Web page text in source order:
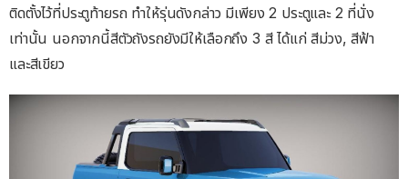
ติดตั้งไว้ที่ประตูท้ายรถ ทำให้รุ่นดังกล่าว มีเพียง 2 ประตูและ 2 ที่นั่ง
เท่านั้น นอกจากนี้สีตัวถังรถยังมีให้เลือกถึง 3 สี ได้แก่ สีม่วง, สีฟ้า
และสีเขียว